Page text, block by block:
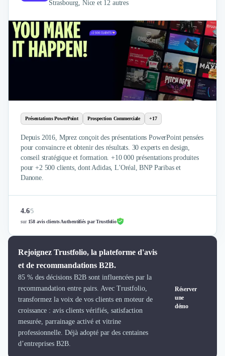
Communication
Influence Marketing
Veille commerciale
Email Marketing
Data Marketing
Logiciel Marketing
Logiciel Commercial
Assurance
Expertise Comptable
Subventions & Aides
Droit des Affaires
Externalisation Administrative
Direction Financière Externalisée (DAF)
Transactions Services
Restructuring
Droit Commercial
Droit du Travail
Propriété Intellectuelle (IP/IT)
Banque
Gestion de trésorerie
Recouvrement
Financement de matériel ou équipement
Strasbourg, Nice et 12 autres
Présentations PowerPoint Prospection Commerciale +17
Depuis 2016, Mprez conçoit des présentations PowerPoint pensées
pour convaincre et obtenir des résultats. 30 experts en design,
conseil stratégique et formation. +10 000 présentations produites
pour +2 500 clients, dont Adidas, L'Oréal, BNP Paribas et
Danone.
4.6/5
sur 158 avis clients Authentifiés par Trustfolio
Rejoignez Trustfolio, la plateforme d'avis
et de recommandations B2B.
85 % des décisions B2B sont influencées par la
recommandation entre pairs. Avec Trustfolio,
transformez la voix de vos clients en moteur de
croissance : avis clients vérifiés, satisfaction
mesurée, parrainage activé et vitrine
professionnelle. Déjà adopté par des centaines
d’entreprises B2B.
Réserver
une
démo